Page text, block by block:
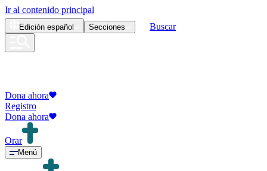
Ir al contenido principal
Edición español Secciones Buscar
Dona ahora
Registro
Dona ahora
Orar
Menú